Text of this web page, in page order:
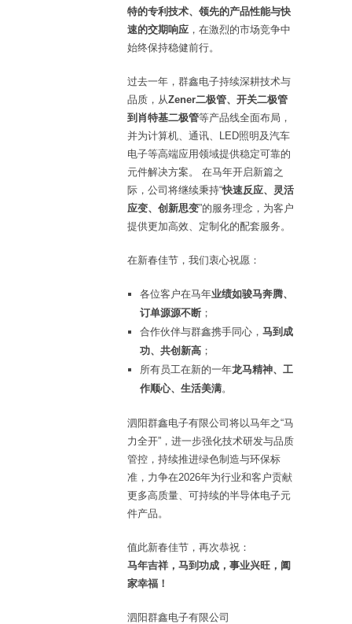
特的专利技术、领先的产品性能与快
速的交期响应 ，在激烈的市场竞争中
始终保持稳健前行。
过去一年，群鑫电子持续深耕技术与
品质，从Zener二极管、开关二极管
到肖特基二极管等产品线全面布局，
并为计算机、通讯、LED照明及汽车
电子等高端应用领域提供稳定可靠的
元件解决方案。 在马年开启新篇之
际，公司将继续秉持“快速反应、灵活
应变、创新思变”的服务理念，为客户
提供更加高效、定制化的配套服务。
在新春佳节，我们衷心祝愿：
各位客户在马年业绩如骏马奔腾、
订单源源不断 ；
合作伙伴与群鑫携手同心， 马到成
功、共创新高 ；
所有员工在新的一年龙马精神、工
作顺心、生活美满。
泗阳群鑫电子有限公司将以马年之“马
力全开”，进一步强化技术研发与品质
管控，持续推进绿色制造与环保标
准，力争在2026年为行业和客户贡献
更多高质量、可持续的半导体电子元
件产品。
值此新春佳节，再次恭祝：
马年吉祥，马到功成，事业兴旺，阖
家幸福！
泗阳群鑫电子有限公司